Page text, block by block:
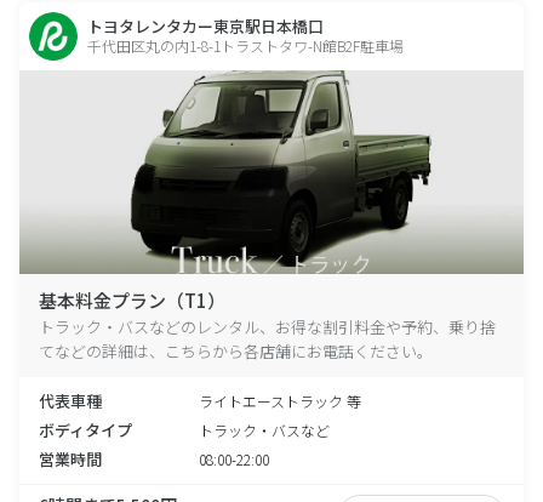
トヨタレンタカー東京駅日本橋口
千代田区丸の内1-8-1トラストタワ-N館B2F駐車場
基本料金プラン（T1）
トラック・バスなどのレンタル、お得な割引料金や予約、乗り捨
てなどの詳細は、こちらから各店舗にお電話ください。
代表車種 ライトエーストラック 等
ボディタイプ トラック・バスなど
営業時間 08:00-22:00